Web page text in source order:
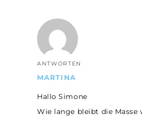
ANTWORTEN
MARTINA
Hallo Simone
Wie lange bleibt die Masse